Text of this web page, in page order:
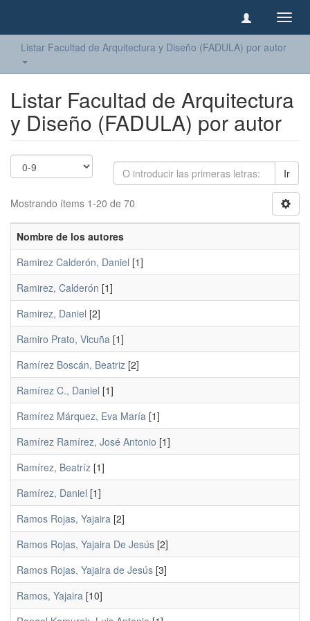
Listar Facultad de Arquitectura y Diseño (FADULA) por autor
Listar Facultad de Arquitectura
y Diseño (FADULA) por autor
Ir
Mostrando ítems 1-20 de 70
Nombre de los autores
Ramirez Calderón, Daniel [1]
Ramirez, Calderón [1]
Ramirez, Daniel [2]
Ramiro Prato, Vicuña [1]
Ramírez Boscán, Beatriz [2]
Ramírez C., Daniel [1]
Ramírez Márquez, Eva María [1]
Ramírez Ramírez, José Antonio [1]
Ramírez, Beatríz [1]
Ramírez, Daniel [1]
Ramos Rojas, Yajaira [2]
Ramos Rojas, Yajaira De Jesús [2]
Ramos Rojas, Yajaira de Jesús [3]
Ramos, Yajaira [10]